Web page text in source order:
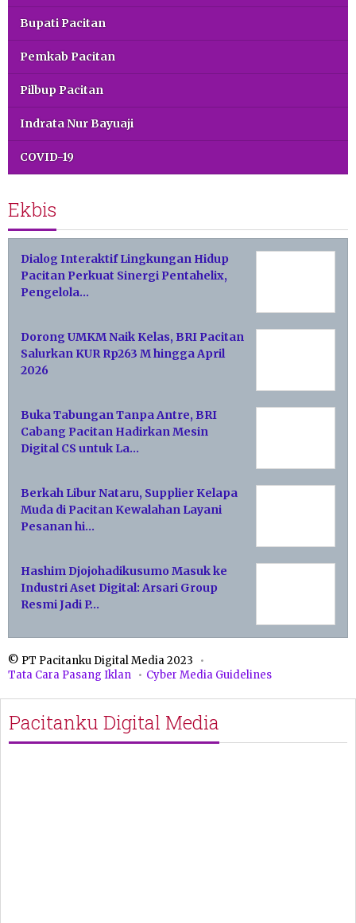
Bupati Pacitan
Pemkab Pacitan
Pilbup Pacitan
Indrata Nur Bayuaji
COVID-19
Ekbis
Dialog Interaktif Lingkungan Hidup
Pacitan Perkuat Sinergi Pentahelix,
Pengelola…
Dorong UMKM Naik Kelas, BRI Pacitan
Salurkan KUR Rp263 M hingga April
2026
Buka Tabungan Tanpa Antre, BRI
Cabang Pacitan Hadirkan Mesin
Digital CS untuk La…
Berkah Libur Nataru, Supplier Kelapa
Muda di Pacitan Kewalahan Layani
Pesanan hi…
Hashim Djojohadikusumo Masuk ke
Industri Aset Digital: Arsari Group
Resmi Jadi P…
© PT Pacitanku Digital Media 2023
Tata Cara Pasang Iklan
Cyber Media Guidelines
Pacitanku Digital Media